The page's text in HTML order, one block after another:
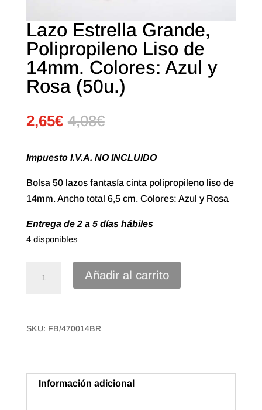
Lazo Estrella Grande,
Polipropileno Liso de
14mm. Colores: Azul y
Rosa (50u.)
2,65€ 4,08€
Impuesto I.V.A. NO INCLUIDO
Bolsa 50 lazos fantasía cinta polipropileno liso de
14mm. Ancho total 6,5 cm. Colores: Azul y Rosa
Entrega de 2 a 5 días hábiles
4 disponibles
Polipropileno
Liso
Colores:
Azul
Añadir al carrito
SKU: FB/470014BR
Información adicional